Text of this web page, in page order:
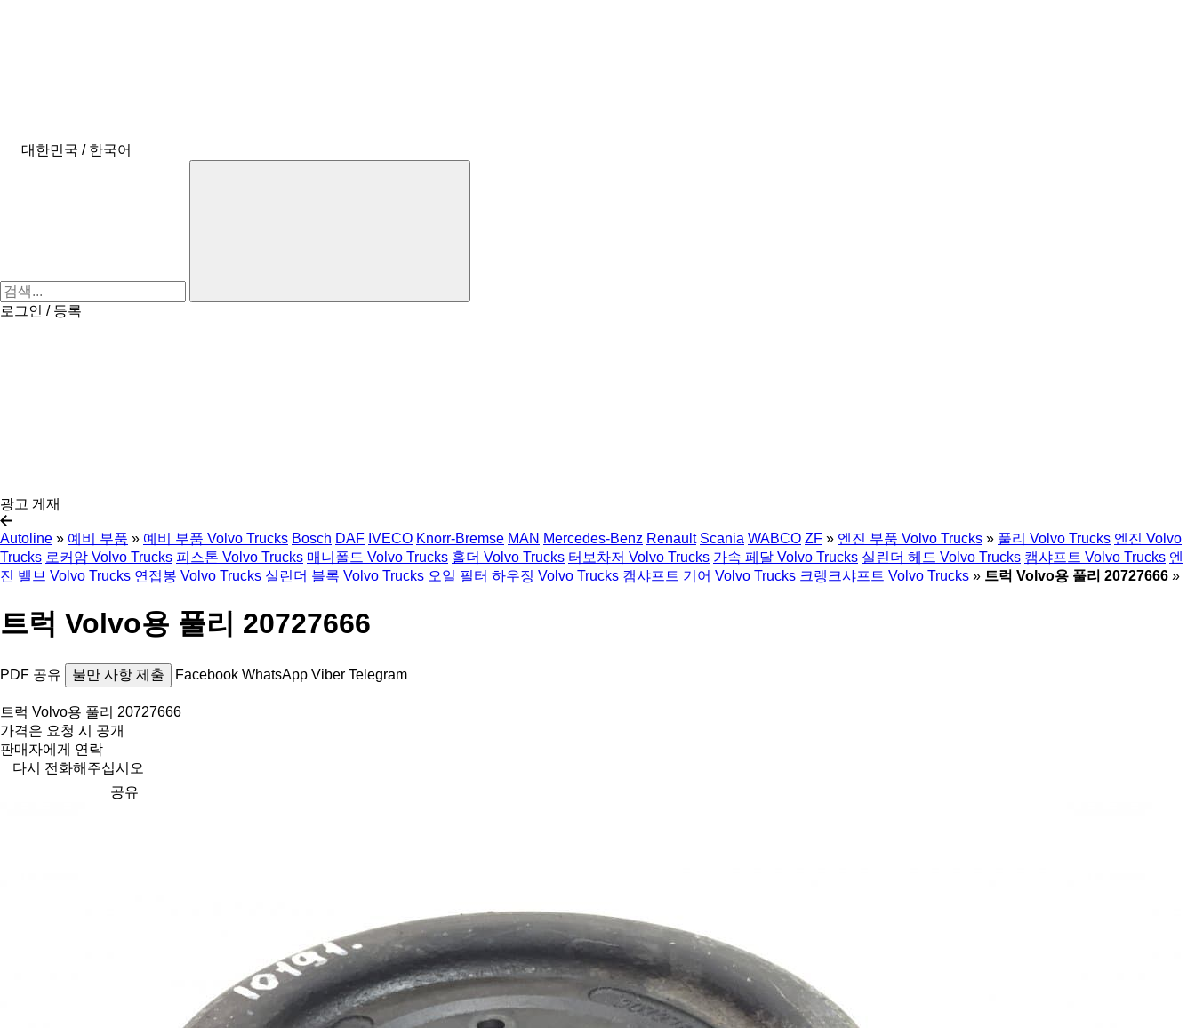
대한민국 / 한국어
로그인 / 등록
광고 게재
Autoline » 예비 부품 » 예비 부품 Volvo Trucks Bosch DAF IVECO Knorr-Bremse MAN Mercedes-Benz Renault Scania WABCO ZF » 엔진 부품 Volvo Trucks » 풀리 Volvo Trucks 엔진 Volvo
Trucks 로커암 Volvo Trucks 피스톤 Volvo Trucks 매니폴드 Volvo Trucks 홀더 Volvo Trucks 터보차저 Volvo Trucks 가속 페달 Volvo Trucks 실린더 헤드 Volvo Trucks 캠샤프트 Volvo Trucks 엔
진 밸브 Volvo Trucks 연접봉 Volvo Trucks 실린더 블록 Volvo Trucks 오일 필터 하우징 Volvo Trucks 캠샤프트 기어 Volvo Trucks 크랭크샤프트 Volvo Trucks » 트럭 Volvo용 풀리 20727666 »
트럭 Volvo용 풀리 20727666
PDF 공유 불만 사항 제출 Facebook WhatsApp Viber Telegram
트럭 Volvo용 풀리 20727666
가격은 요청 시 공개
판매자에게 연락
다시 전화해주십시오
공유